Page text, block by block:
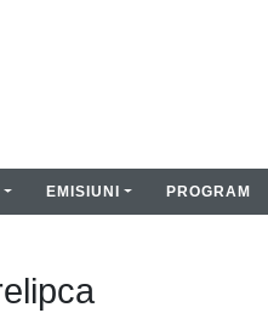
EMISIUNI PROGRAM